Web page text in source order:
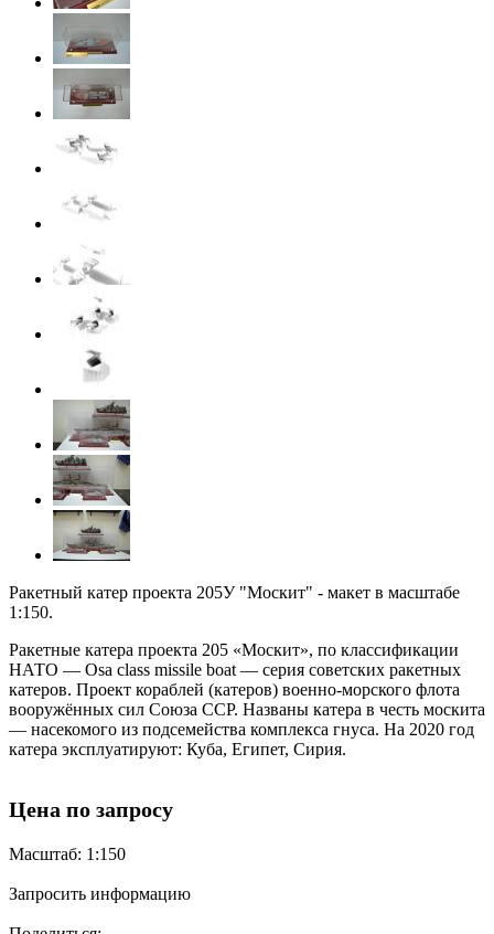
Ракетный катер проекта 205У "Москит" - макет в масштабе
1:150.
Ракетные катера проекта 205 «Москит», по классификации
НАТО — Osa class missile boat — серия советских ракетных
катеров. Проект кораблей (катеров) военно-морского флота
вооружённых сил Союза ССР. Названы катера в честь москита
— насекомого из подсемейства комплекса гнуса. На 2020 год
катера эксплуатируют: Куба, Египет, Сирия.
Цена по запросу
Масштаб: 1:150
Запросить информацию